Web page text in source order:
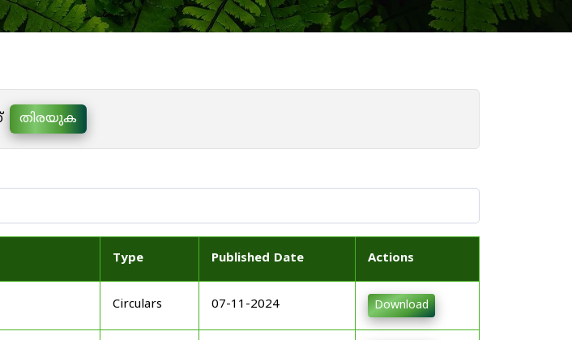
തിരയുക
Type Published Date Actions
Circulars 07-11-2024 Download